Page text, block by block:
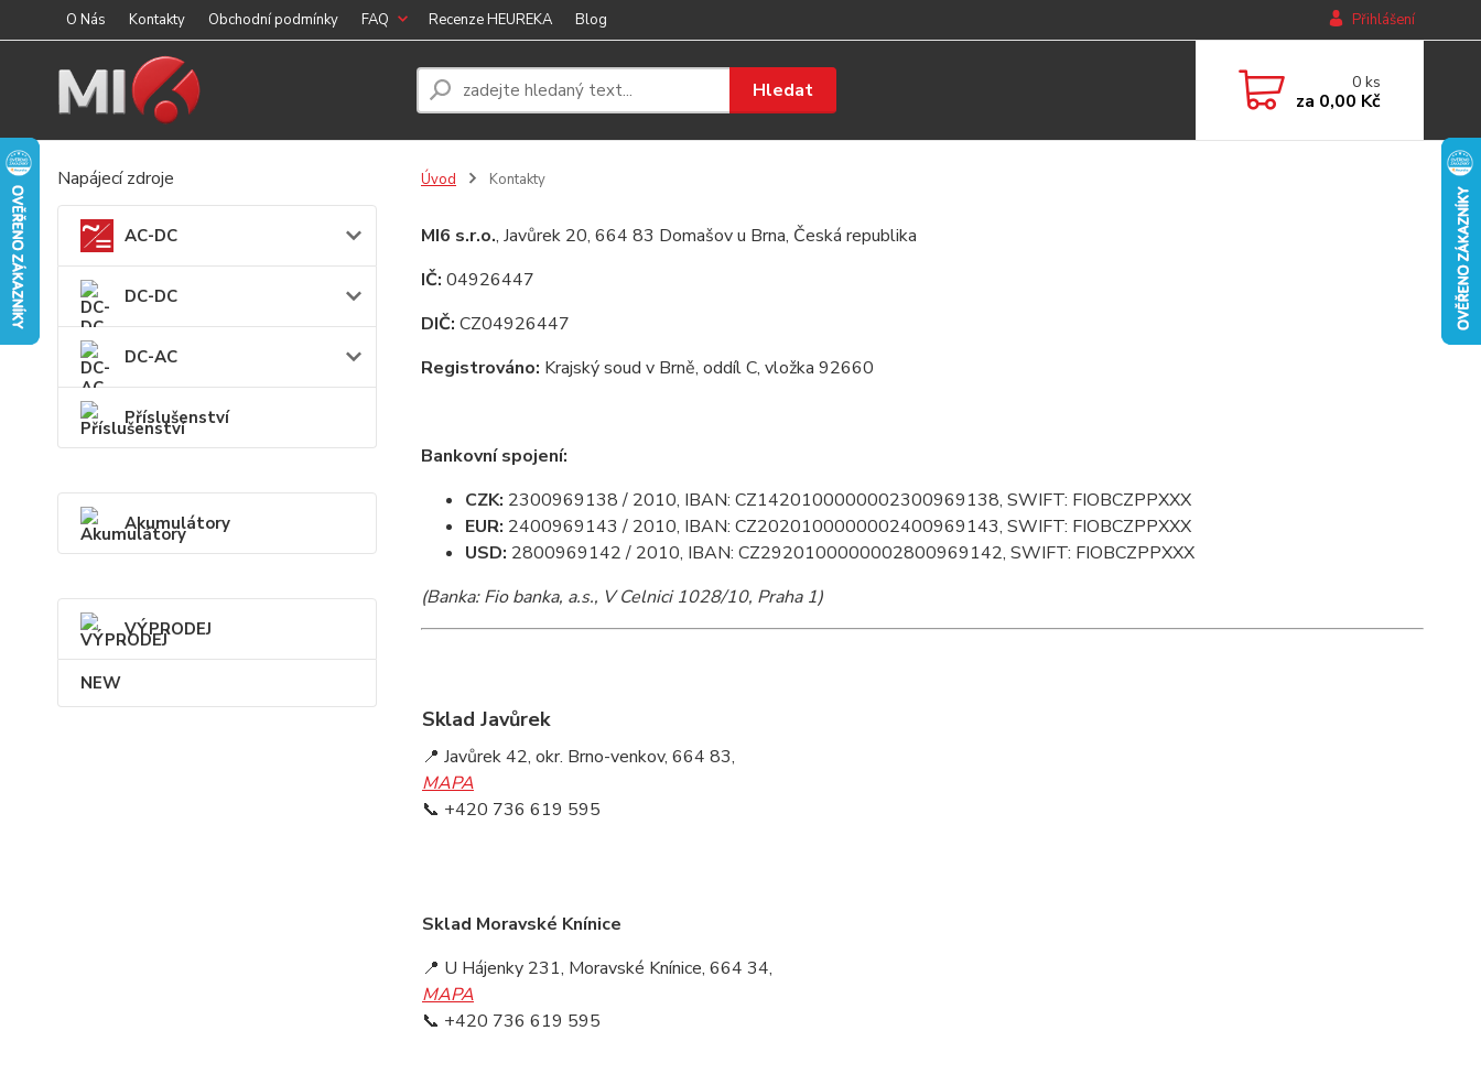
O Nás Kontakty Obchodní podmínky FAQ Recenze HEUREKA Blog Přihlášení
Hledat 0ks
za 0,00 Kč
Napájecí zdroje
AC-DC
DC-DC
DC-AC
Příslušenství
Akumulátory
VÝPRODEJ
NEW
Úvod Kontakty
MI6 s.r.o., Javůrek 20, 664 83 Domašov u Brna, Česká republika
IČ: 04926447
DIČ: CZ04926447
Registrováno: Krajský soud v Brně, oddíl C, vložka 92660
Bankovní spojení:
CZK: 2300969138 / 2010, IBAN: CZ1420100000002300969138, SWIFT: FIOBCZPPXXX
EUR: 2400969143 / 2010, IBAN: CZ2020100000002400969143, SWIFT: FIOBCZPPXXX
USD: 2800969142 / 2010, IBAN: CZ2920100000002800969142, SWIFT: FIOBCZPPXXX
(Banka: Fio banka, a.s., V Celnici 1028/10, Praha 1)
Sklad Javůrek
📍 Javůrek 42, okr. Brno-venkov, 664 83,
MAPA
📞 +420 736 619 595
Sklad Moravské Knínice
📍 U Hájenky 231, Moravské Knínice, 664 34,
MAPA
📞 +420 736 619 595